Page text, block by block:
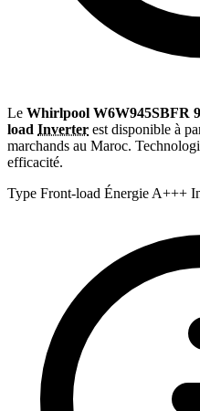
Le Whirlpool W6W945SBFR
load Inverter est disponible à
marchands au Maroc.
efficacité.
Type Front-load Énergie A+++